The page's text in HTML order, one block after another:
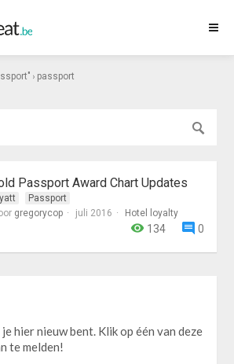
› passport
Passport
gregorycop juli 2016 Hotel loyalty
0
134
hier nieuw bent. Klik op één van deze
te melden!